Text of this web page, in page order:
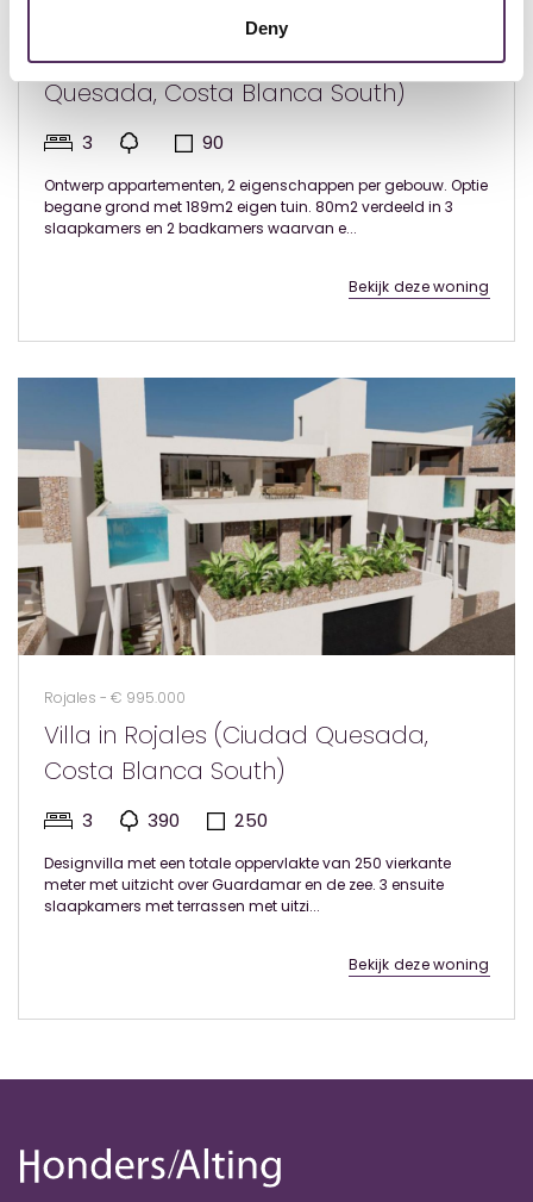
Deny
Apartment in Rojales (Ciudad
Quesada, Costa Blanca South)
3 90
Ontwerp appartementen, 2 eigenschappen per gebouw. Optie
begane grond met 189m2 eigen tuin. 80m2 verdeeld in 3
slaapkamers en 2 badkamers waarvan e...
Bekijk deze woning
Rojales - € 995.000
Villa in Rojales (Ciudad Quesada,
Costa Blanca South)
3 390 250
Designvilla met een totale oppervlakte van 250 vierkante
meter met uitzicht over Guardamar en de zee. 3 ensuite
slaapkamers met terrassen met uitzi...
Bekijk deze woning